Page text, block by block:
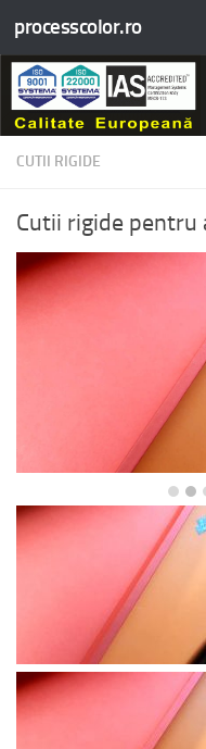
Skip to content
processcolor.ro
CUTII RIGIDE
Cutii rigide pentru